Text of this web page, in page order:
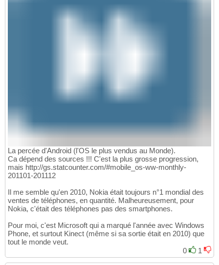
La percée d'Android (l'OS le plus vendus au Monde).
Ca dépend des sources !!! C'est la plus grosse progression,
mais http://gs.statcounter.com/#mobile_os-ww-monthly-
201101-201112
Il me semble qu'en 2010, Nokia était toujours n°1 mondial des
ventes de téléphones, en quantité. Malheureusement, pour
Nokia, c'était des téléphones pas des smartphones.
Pour moi, c'est Microsoft qui a marqué l'année avec Windows
Phone, et surtout Kinect (même si sa sortie était en 2010) que
tout le monde veut.
0
1